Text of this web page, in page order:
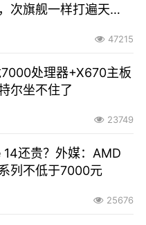
次旗舰一样打遍天
47215
处理器+X670主板
尔坐不住了
23749
14还贵？外媒：AMD
列不低于7000元
25676